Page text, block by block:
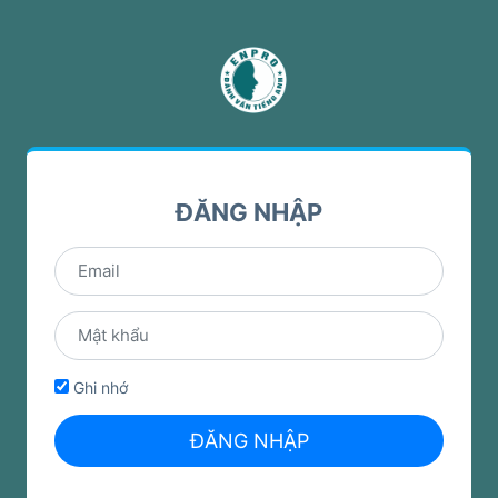
ĐĂNG NHẬP
Ghi nhớ
ĐĂNG NHẬP